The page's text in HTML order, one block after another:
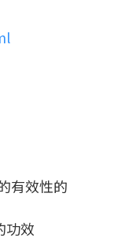
有效性的
功效